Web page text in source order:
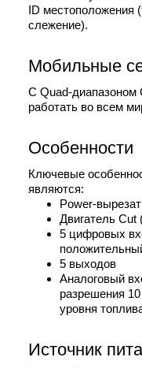
ID местоположения
слежение).
Мобильные
С Quad-диапазоном
работать во всем
Особенности
Ключевые
являются:
Power-
Двигатель Cut
5 цифровых
5 выходов
Аналоговый
разрешения
уровня
Источник